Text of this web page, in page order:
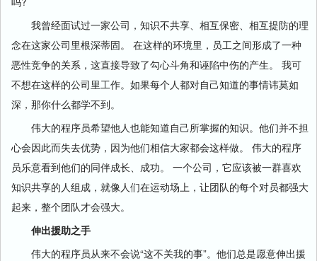
我曾经面试过一家公司，知识不共享、相互保密、相互提防的理
念在这家公司里根深蒂固。 在这样的环境里，员工之间形成了一种
恶性竞争的关系，这直接导致了勾心斗角和诬陷中伤的产生。 我可
不想在这样的公司里工作。如果每个人都对自己知道的事情讳莫如
深，那你什么都学不到。
伟大的程序员希望他人也能知道自己所掌握的知识。他们并不担
心会因此而失去优势，因为他们相信大家都会这样做。 伟大的程序
员乐意看到他们的同伴成长、成功。 一个公司，它应该被一群喜欢
知识共享的人组成，就像人们在运动场上，让团队的每个对员都强大
起来，整个团队才会强大。
伸出援助之手
伟大的程序员从来不会说“这不关我的事”。他们总是愿意伸出援